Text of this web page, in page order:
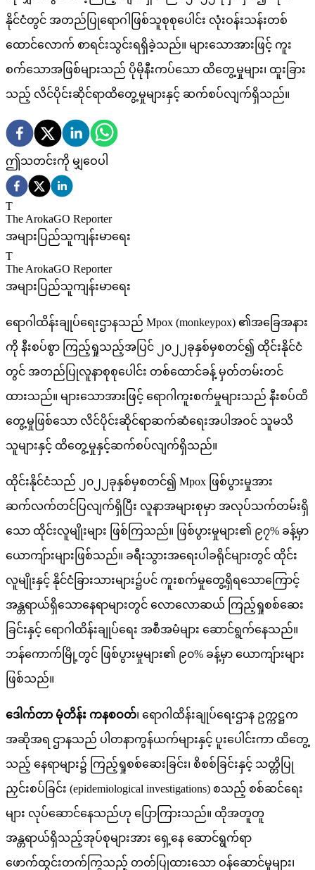
နိုင်ငံတွင် အတည်ပြုရောဂါဖြစ်သူစုစုပေါင်း လုံးဝန်းသန်းတစ်
ထောင်လောက် စာရင်းသွင်းရရှိခဲ့သည်။ များသောအားဖြင့် ကူး
စက်သောအဖြစ်များသည် ပိုမိုနီးကပ်သော ထိတွေ့မှုများ၊ ထူးခြား
သည့် လိင်ပိုင်းဆိုင်ရာထိတွေ့မှုများနှင့် ဆက်စပ်လျက်ရှိသည်။
ဤသတင်းကို မျှဝေပါ
T
The ArokaGO Reporter
အများပြည်သူကျန်းမာရေး
T
The ArokaGO Reporter
အများပြည်သူကျန်းမာရေး
ရောဂါထိန်းချုပ်ရေးဌာနသည် Mpox (monkeypox) ၏အခြေအနား
ကို နီးစပ်စွာ ကြည့်ရှုသည့်အပြင် ၂၀၂၂ခုနှစ်မှစတင်၍ ထိုင်းနိုင်ငံ
တွင် အတည်ပြုလူနာစုစုပေါင်း တစ်ထောင်ခန့် မှတ်တမ်းတင်
ထားသည်။ များသောအားဖြင့် ရောဂါကူးစက်မှုများသည် နီးစပ်ထိ
တွေ့မှုဖြစ်သော လိင်ပိုင်းဆိုင်ရာဆက်ဆံရေးအပါအဝင် သူမသိ
သူများနှင့် ထိတွေ့မှုနှင့်ဆက်စပ်လျက်ရှိသည်။
ထိုင်းနိုင်ငံသည် ၂၀၂၂ခုနှစ်မှစတင်၍ Mpox ဖြစ်ပွားမှုအား
ဆက်လက်တင်ပြလျက်ရှိပြီး လူနာအများစုမှာ အလုပ်သက်တမ်းရှိ
သော ထိုင်းလူမျိုးများ ဖြစ်ကြသည်။ ဖြစ်ပွားမှုများ၏ ၉၇% ခန့်မှာ
ယောကျ်ားများဖြစ်သည်။ ခရီးသွားအရေးပါခရိုင်များတွင် ထိုင်း
လူမျိုးနှင့် နိုင်ငံခြားသားများ၌ပင် ကူးစက်မှုတွေ့ရှိရသောကြောင့်
အန္တရာယ်ရှိသောနေရာများတွင် လောလောဆယ် ကြည့်ရှုစစ်ဆေး
ခြင်းနှင့် ရောဂါထိန်းချုပ်ရေး အစီအမံများ ဆောင်ရွက်နေသည်။
ဘန်ကောက်မြို့တွင် ဖြစ်ပွားမှုများ၏ ၉၀% ခန့်မှာ ယောကျ်ားများ
ဖြစ်သည်။
ဒေါက်တာ မုံတိန်း ကနစဝတ်၊ ရောဂါထိန်းချုပ်ရေးဌာန ဥက္ကဋ္ဌက
အဆိုအရ ဌာနသည် ပါတနာကွန်ယက်များနှင့် ပူးပေါင်းကာ ထိတွေ့
သည့် နေရာများ၌ ကြည့်ရှုစစ်ဆေးခြင်း၊ စိစစ်ခြင်းနှင့် သတ္တိပြု
ညှင်းစပ်ခြင်း (epidemiological investigations) စသည့် စစ်ဆင်ရေး
များ လုပ်ဆောင်နေသည်ဟု ပြောကြားသည်။ ထိုအတူတူ
အန္တရာယ်ရှိသည့်အုပ်စုများအား ရှေ့နေ ဆောင်ရွက်ရာ
ဖောက်ထွင်းတက်ကြွသည့် တတ်ပြုထားသော ဝန်ဆောင်မှုများ၊